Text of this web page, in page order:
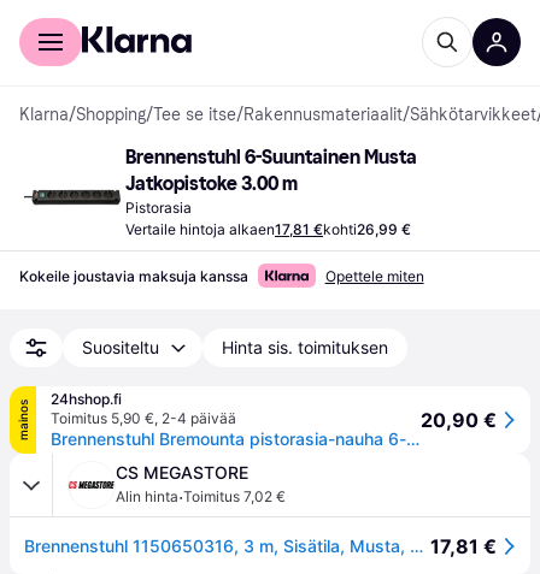
Kuluttajille
Klarna/Shopping/Tee se itse/Rakennusmateriaalit/Sähkötarvikkeet
Brennenstuhl 6-Suuntainen Musta
Jatkopistoke 3.00 m
Pistorasia
Vertaile hintoja alkaen17,81 €kohti26,99 €
Kokeile joustavia maksuja kanssa Opettele miten
Suositeltu Hinta sis. toimituksen
mainos
24hshop.fi
Toimitus 5,90 €, 2-4 päivää
Brennenstuhl Bremounta pistorasia-nauha 6-way musta 3m
20,90 €
CS MEGASTORE
Alin hinta·Toimitus 7,02 €
Brennenstuhl 1150650316, 3 m, Sisätila, Musta, 6 AC-pistorasia(a), 400 mm, 350 mm 17,81 €